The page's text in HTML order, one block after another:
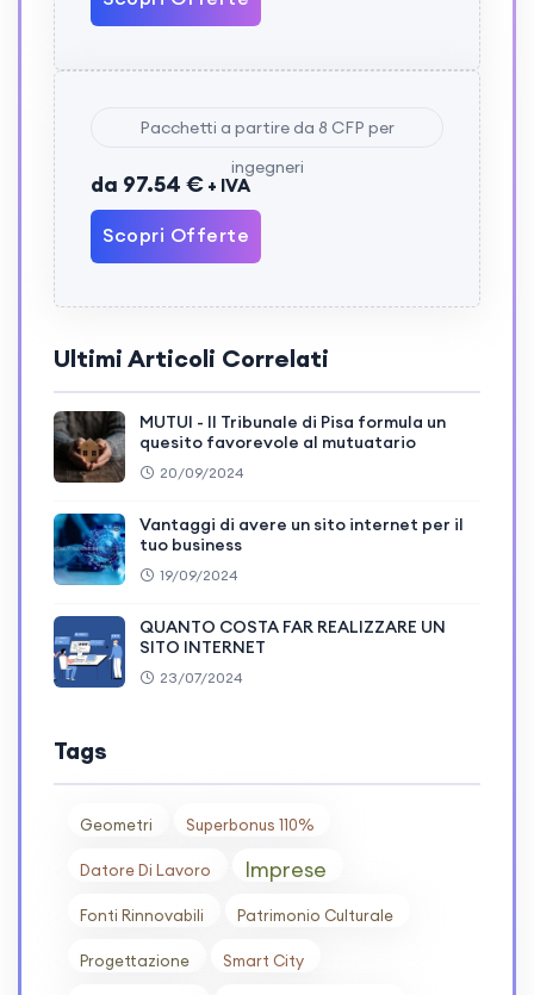
Pacchetti a partire da 8 CFP per
ingegneri
da 97.54 € + IVA
Scopri Offerte
Ultimi Articoli Correlati
MUTUI - Il Tribunale di Pisa formula un
quesito favorevole al mutuatario
20/09/2024
Vantaggi di avere un sito internet per il
tuo business
19/09/2024
QUANTO COSTA FAR REALIZZARE UN
SITO INTERNET
23/07/2024
Tags
Geometri Superbonus 110%
Datore Di Lavoro Imprese
Fonti Rinnovabili Patrimonio Culturale
Progettazione Smart City